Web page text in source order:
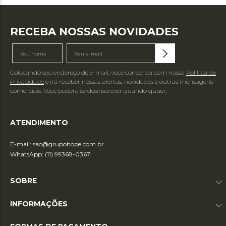
RECEBA NOSSAS NOVIDADES
Colocando seu endereço de e-mail, você concorda com nossa Política de
Privacidade e irá receber nossas ofertas, novidades e outras mensagens
comerciais. Você poderá se desinscrever quando quiser.
ATENDIMENTO
E-mail: sac@grupohope.com.br
WhatsApp: (11) 99368-0367
SOBRE
INFORMAÇÕES